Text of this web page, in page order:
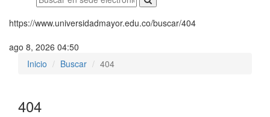
https://www.universidadmayor.edu.co/buscar/404
ago 8, 2026 04:50
Inicio
Buscar 404
404